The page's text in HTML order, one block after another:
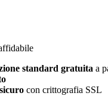
standard gratuita a
con crittografia SSL